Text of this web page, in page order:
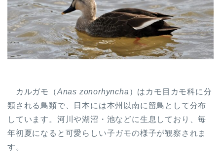
カルガモ（Anas zonorhyncha ）はカモ目カモ科に分
類される鳥類で、日本には本州以南に留鳥として分布
しています。河川や湖沼・池などに生息しており、毎
年初夏になると可愛らしい子ガモの様子が観察されま
す。